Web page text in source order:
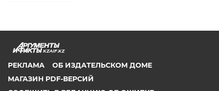
KZAIF.KZ
РЕКЛАМА
ОБ ИЗДАТЕЛЬСКОМ ДОМЕ
МАГАЗИН PDF-ВЕРСИЙ